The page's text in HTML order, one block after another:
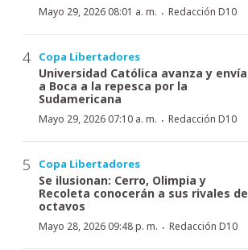
Mayo 29, 2026 08:01 a. m. · Redacción D10
Copa Libertadores
Universidad Católica avanza y envía
a Boca a la repesca por la
Sudamericana
Mayo 29, 2026 07:10 a. m. · Redacción D10
Copa Libertadores
Se ilusionan: Cerro, Olimpia y
Recoleta conocerán a sus rivales de
octavos
Mayo 28, 2026 09:48 p. m. · Redacción D10